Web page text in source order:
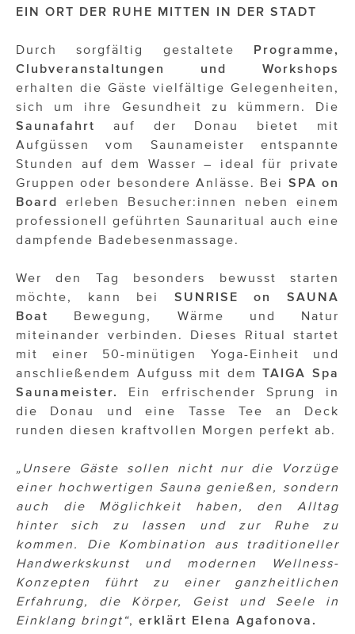
EIN ORT DER RUHE MITTEN IN DER STADT
Durch sorgfältig gestaltete Programme,
Clubveranstaltungen und Workshops
erhalten die Gäste vielfältige Gelegenheiten,
sich um ihre Gesundheit zu kümmern. Die
Saunafahrt
auf der Donau bietet mit
Aufgüssen vom Saunameister entspannte
Stunden auf dem Wasser – ideal für private
Gruppen oder besondere Anlässe. Bei SPA on
Board
erleben Besucher:innen neben einem
professionell geführten Saunaritual auch eine
dampfende Badebesenmassage.
Wer den Tag besonders bewusst starten
möchte, kann bei SUNRISE on SAUNA
Boat Bewegung, Wärme und Natur
miteinander verbinden. Dieses Ritual startet
mit einer 50-minütigen Yoga-Einheit und
anschließendem Aufguss mit demTAIGA Spa
Saunameister.
Ein erfrischender Sprung in
die Donau und eine Tasse Tee an Deck
runden diesen kraftvollen Morgen perfekt ab.
„Unsere Gäste sollen nicht nur die Vorzüge
einer hochwertigen Sauna genießen, sondern
auch die Möglichkeit haben, den Alltag
hinter sich zu lassen und zur Ruhe zu
kommen. Die Kombination aus traditioneller
Handwerkskunst und modernen Wellness-
Konzepten führt zu einer ganzheitlichen
Erfahrung, die Körper, Geist und Seele in
Einklang bringt“, erklärt Elena Agafonova.